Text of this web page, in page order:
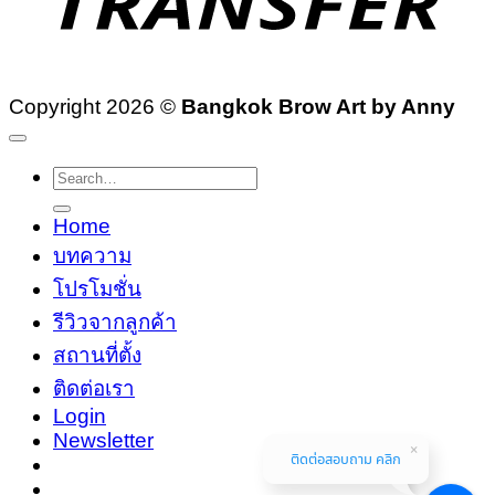
Copyright 2026 © Bangkok Brow Art by Anny
Search
Home
บทความ
โปรโมชั่น
รีวิวจากลูกค้า
สถานที่ตั้ง
ติดต่อเรา
Login
Newsletter
ติดต่อสอบถาม คลิก